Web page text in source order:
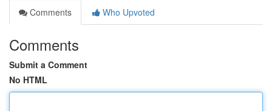
Comments
Who Upvoted
Comments
Submit a Comment
No HTML